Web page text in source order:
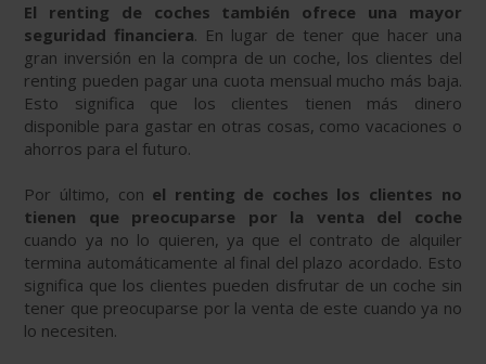
El renting de coches también ofrece una mayor
seguridad financiera. En lugar de tener que hacer una
gran inversión en la compra de un coche, los clientes del
renting pueden pagar una cuota mensual mucho más baja.
Esto significa que los clientes tienen más dinero
disponible para gastar en otras cosas, como vacaciones o
ahorros para el futuro.
Por último, con el renting de coches los clientes no
tienen que preocuparse por la venta del coche
cuando ya no lo quieren, ya que el contrato de alquiler
termina automáticamente al final del plazo acordado. Esto
significa que los clientes pueden disfrutar de un coche sin
tener que preocuparse por la venta de este cuando ya no
lo necesiten.